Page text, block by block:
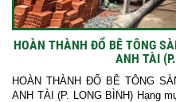
HOÀN THÀNH ĐỔ BÊ TÔNG
ANH TÀI
HOÀN THÀNH ĐỔ BÊ TÔNG
ANH TÀI (P. LONG BÌNH) Hạng